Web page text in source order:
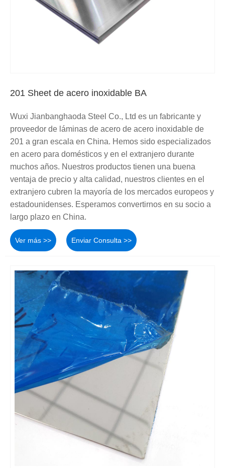
201 Sheet de acero inoxidable BA
Wuxi Jianbanghaoda Steel Co., Ltd es un fabricante y
proveedor de láminas de acero de acero inoxidable de
201 a gran escala en China. Hemos sido especializados
en acero para domésticos y en el extranjero durante
muchos años. Nuestros productos tienen una buena
ventaja de precio y alta calidad, nuestros clientes en el
extranjero cubren la mayoría de los mercados europeos y
estadounidenses. Esperamos convertirnos en su socio a
largo plazo en China.
Ver más >> Enviar Consulta >>